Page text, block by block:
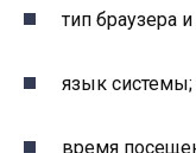
тип браузера
язык системы;
время